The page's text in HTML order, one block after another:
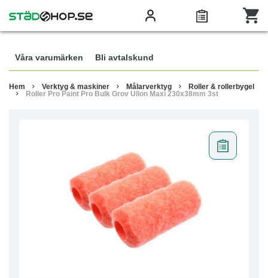
Våra varumärken Bli avtalskund
Hem Verktyg & maskiner Målarverktyg
Roller & rollerbygel
Roller Pro Paint Pro Bulk Grov Ullon Maxi 230x38mm 3st